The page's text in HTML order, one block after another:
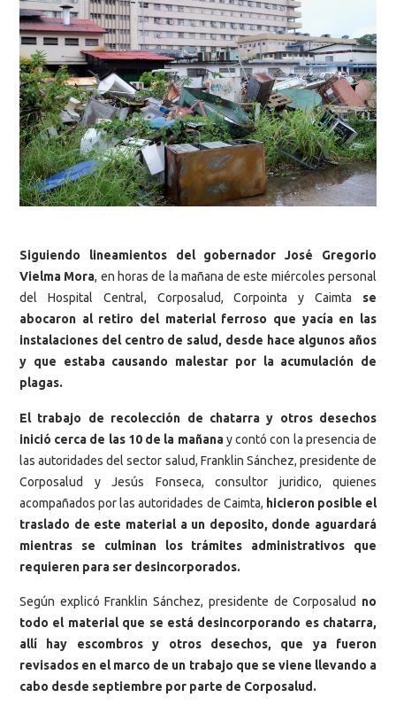
Siguiendo lineamientos del gobernador José Gregorio
Vielma Mora, en horas de la mañana de este miércoles personal
del Hospital Central, Corposalud, Corpointa y Caimta se
abocaron al retiro del material ferroso que yacía en las
instalaciones del centro de salud, desde hace algunos años
y que estaba causando malestar por la acumulación de
plagas.
El trabajo de recolección de chatarra y otros desechos
inició cerca de las 10 de la mañanay contó con la presencia de
las autoridades del sector salud, Franklin Sánchez, presidente de
Corposalud y Jesús Fonseca, consultor juridico, quienes
acompañados por las autoridades de Caimta, hicieron posible el
traslado de este material a un deposito, donde aguardará
mientras se culminan los trámites administrativos que
requieren para ser desincorporados.
Según explicó Franklin Sánchez, presidente de Corposalud no
todo el material que se está desincorporando es chatarra,
allí hay escombros y otros desechos, que ya fueron
revisados en el marco de un trabajo que se viene llevando a
cabo desde septiembre por parte de Corposalud.